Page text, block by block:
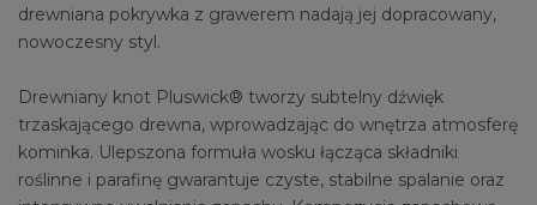
drewniana pokrywka z grawerem nadają jej dopracowany,
nowoczesny styl.
Drewniany knot Pluswick® tworzy subtelny dźwięk
trzaskającego drewna, wprowadzając do wnętrza atmosferę
kominka. Ulepszona formuła wosku łącząca składniki
roślinne i parafinę gwarantuje czyste, stabilne spalanie oraz